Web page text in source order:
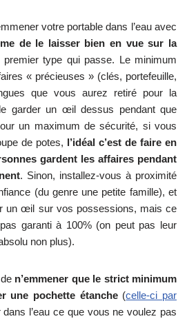
votre portable dans l’eau avec
de le laisser bien en vue sur la
type qui passe. Le minimum
« précieuses » (clés, portefeuille,
que vous aurez retiré pour la
garder un œil dessus pendant que
un maximum de sécurité, si vous
de potes, l’idéal c’est de faire en
gardent les affaires pendant
. Sinon, installez-vous à proximité
(du genre une petite famille), et
un œil sur vos possessions, mais ce
garanti à 100% (on peut pas leur
non plus).
n’emmener que le strict minimum
une pochette étanche(celle-ci par
l’eau ce que vous ne voulez pas